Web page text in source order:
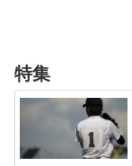
特集